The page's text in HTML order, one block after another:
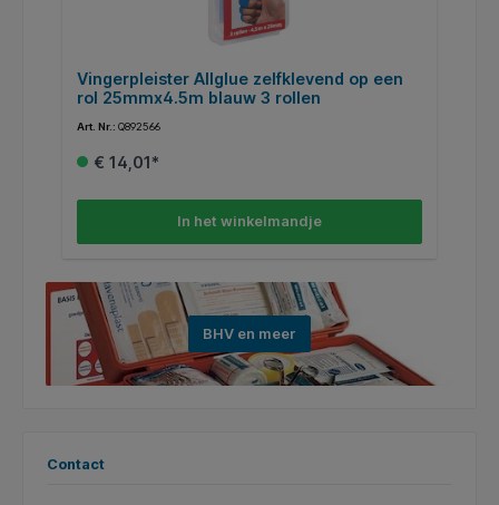
Vingerpleister Allglue zelfklevend op een
rol 25mmx4.5m blauw 3 rollen
Art. Nr.: Q892566
€ 14,01*
In het winkelmandje
BHV en meer
Contact